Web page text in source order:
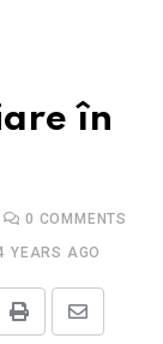
în
0 COMMENTS
YEARS AGO
Print
Share